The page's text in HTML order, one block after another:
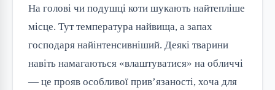
На голові чи подушці коти шукають найтепліше
місце. Тут температура найвища, а запах
господаря найінтенсивніший. Деякі тварини
навіть намагаються «влаштуватися» на обличчі
— це прояв особливої прив’язаності, хоча для